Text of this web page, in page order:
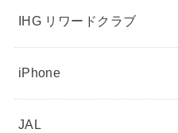
IHG リワードクラブ
iPhone
JAL